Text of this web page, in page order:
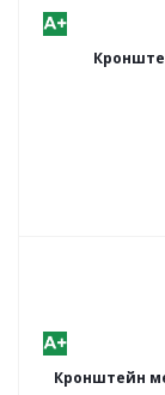
Кронштейн